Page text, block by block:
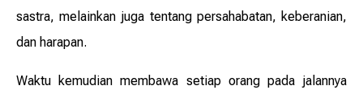
sastra, melainkan juga tentang persahabatan, keberanian,
dan harapan.
Waktu kemudian membawa setiap orang pada jalannya